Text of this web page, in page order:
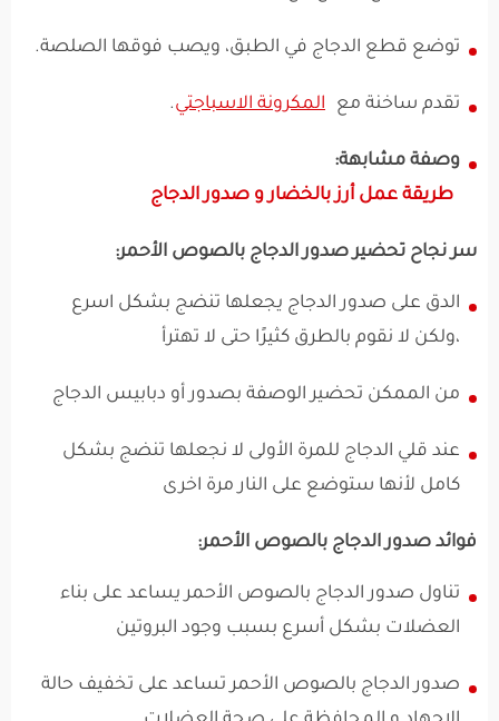
توضع قطع الدجاج في الطبق، ويصب فوقها الصلصة.
تقدم ساخنة مع المكرونة الاسباجتي.
وصفة مشابهة:
طريقة عمل أرز بالخضار و صدور الدجاج
سر نجاح تحضير صدور الدجاج بالصوص الأحمر:
الدق على صدور الدجاج يجعلها تنضج بشكل اسرع
،ولكن لا نقوم بالطرق كثيرًا حتى لا تهترأ
من الممكن تحضير الوصفة بصدور أو دبابيس الدجاج
عند قلي الدجاج للمرة الأولى لا نجعلها تنضج بشكل
كامل لأنها ستوضع على النار مرة اخرى
فوائد صدور الدجاج بالصوص الأحمر:
تناول صدور الدجاج بالصوص الأحمر يساعد على بناء
العضلات بشكل أسرع بسبب وجود البروتين
صدور الدجاج بالصوص الأحمر تساعد على تخفيف حالة